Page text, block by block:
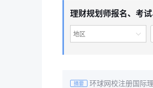
理财规划师报名、考
地区
摘要
环球网校注册国际